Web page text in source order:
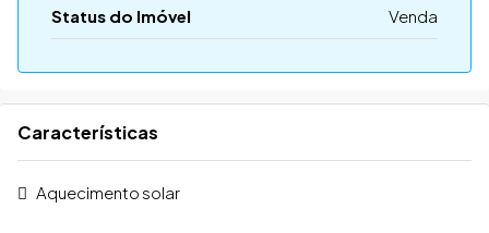
Status do Imóvel Venda
Características
Aquecimento solar